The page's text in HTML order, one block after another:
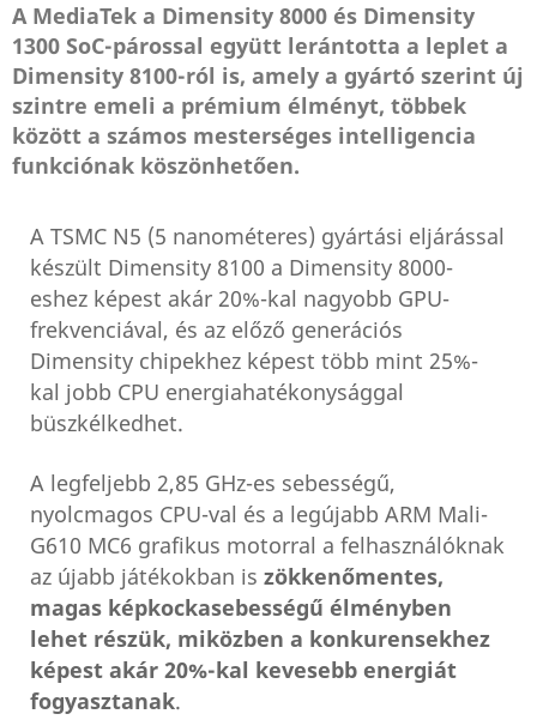
A MediaTek a Dimensity 8000 és Dimensity
1300 SoC-párossal együtt lerántotta a leplet a
Dimensity 8100-ról is, amely a gyártó szerint új
szintre emeli a prémium élményt, többek
között a számos mesterséges intelligencia
funkciónak köszönhetően.
A TSMC N5 (5 nanométeres) gyártási eljárással
készült Dimensity 8100 a Dimensity 8000-
eshez képest akár 20%-kal nagyobb GPU-
frekvenciával, és az előző generációs
Dimensity chipekhez képest több mint 25%-
kal jobb CPU energiahatékonysággal
büszkélkedhet.
A legfeljebb 2,85 GHz-es sebességű,
nyolcmagos CPU-val és a legújabb ARM Mali-
G610 MC6 grafikus motorral a felhasználóknak
az újabb játékokban is zökkenőmentes,
magas képkockasebességű élményben
lehet részük, miközben a konkurensekhez
képest akár 20%-kal kevesebb energiát
fogyasztanak.